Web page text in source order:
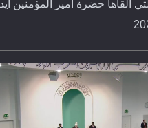
ألقاها حضرة أمير المؤمنين أيده